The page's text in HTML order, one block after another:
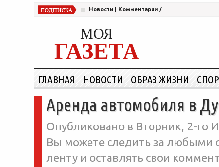
Новости Комментарии /
МОЯ
ГАЗЕТА
ГЛАВНАЯ НОВОСТИ ОБРАЗ ЖИЗНИ
Аренда автомобиля в
Опубликовано в Вторник, 2-го
Вы можете следить за любыми
ленту и оставлять свои